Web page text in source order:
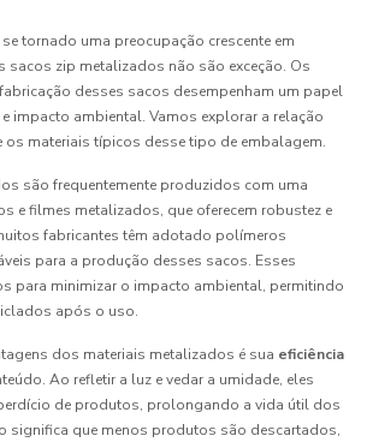
tornado uma preocupação crescente em
sacos zip metalizados não são exceção. Os
desses sacos desempenham um papel
impacto ambiental. Vamos explorar a relação
os materiais típicos desse tipo de embalagem.
são frequentemente produzidos com uma
e filmes metalizados, que oferecem robustez e
fabricantes têm adotado polímeros
para a produção desses sacos. Esses
para minimizar o impacto ambiental, permitindo
após o uso.
dos materiais metalizados é sua eficiência
Ao refletir a luz e vedar a umidade, eles
de produtos, prolongando a vida útil dos
significa que menos produtos são descartados,